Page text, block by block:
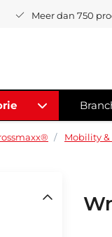
Meer dan 750
Mobility &